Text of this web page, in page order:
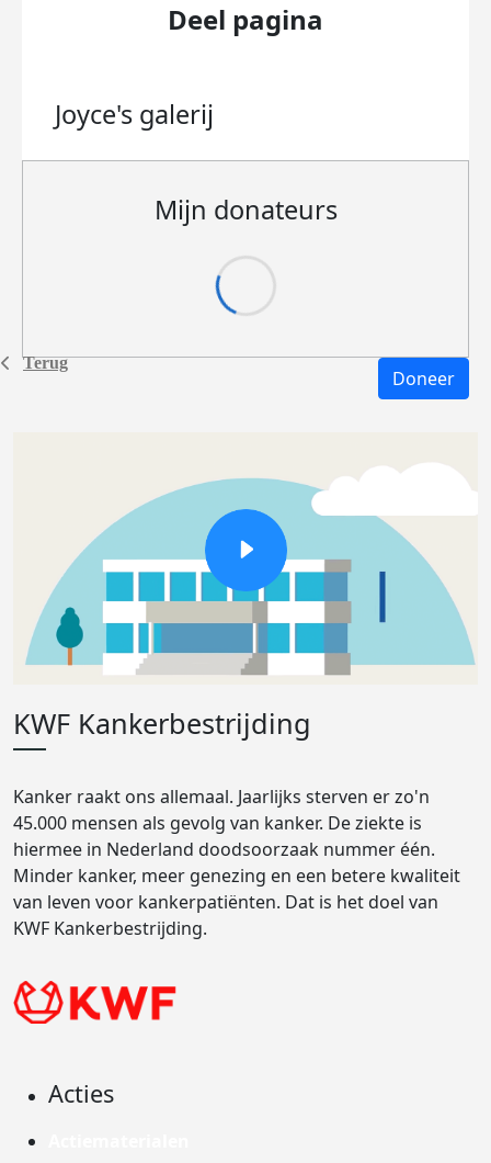
Terug
Deel pagina
Joyce's galerij
Mijn donateurs
Doneer
KWF Kankerbestrijding
Kanker raakt ons allemaal. Jaarlijks sterven er zo'n
45.000 mensen als gevolg van kanker. De ziekte is
hiermee in Nederland doodsoorzaak nummer één.
Minder kanker, meer genezing en een betere kwaliteit
van leven voor kankerpatiënten. Dat is het doel van
KWF Kankerbestrijding.
Acties